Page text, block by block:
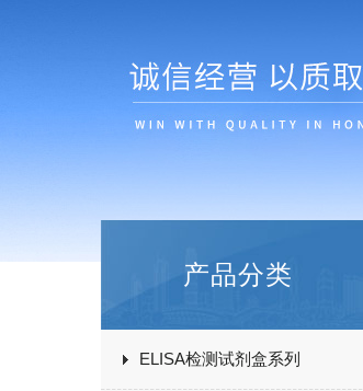
产品分类
ELISA检测试剂盒系列